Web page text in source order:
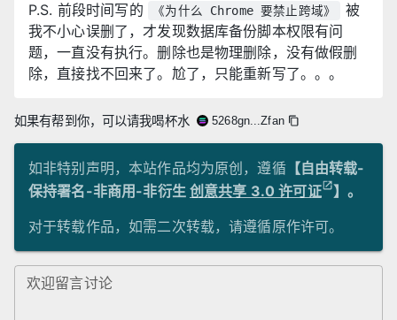
P.S. 前段时间写的 《为什么 Chrome 要禁止跨域》
被
我不小心误删了，才发现数据库备份脚本权限有问
题，一直没有执行。删除也是物理删除，没有做假删
除，直接找不回来了。尬了，只能重新写了。。。
如果有帮到你，可以请我喝杯水 5268gn...Zfan
如非特别声明，本站作品均为原创，遵循【自由转载-
保持署名-非商用-非衍生 创意共享 3.0 许可证
】。
对于转载作品，如需二次转载，请遵循原作许可。
欢迎留言讨论